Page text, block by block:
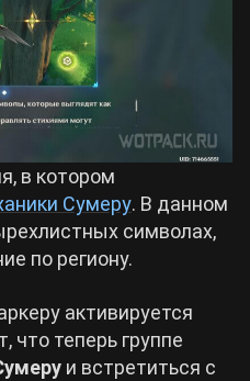
в котором
Сумеру. В данном
символах,
по региону.
активируется
что теперь группе
и встретиться с